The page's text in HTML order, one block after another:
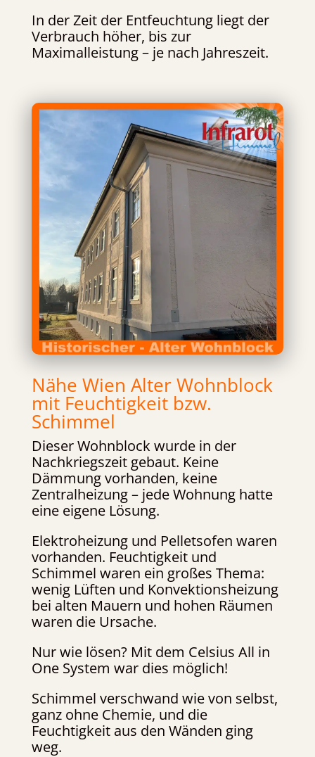
In der Zeit der Entfeuchtung liegt der
Verbrauch höher, bis zur
Maximalleistung – je nach Jahreszeit.
Nähe Wien Alter Wohnblock
mit Feuchtigkeit bzw.
Schimmel
Dieser Wohnblock wurde in der
Nachkriegszeit gebaut. Keine
Dämmung vorhanden, keine
Zentralheizung – jede Wohnung hatte
eine eigene Lösung.
Elektroheizung und Pelletsofen waren
vorhanden. Feuchtigkeit und
Schimmel waren ein großes Thema:
wenig Lüften und Konvektionsheizung
bei alten Mauern und hohen Räumen
waren die Ursache.
Nur wie lösen? Mit dem Celsius All in
One System war dies möglich!
Schimmel verschwand wie von selbst,
ganz ohne Chemie, und die
Feuchtigkeit aus den Wänden ging
weg.